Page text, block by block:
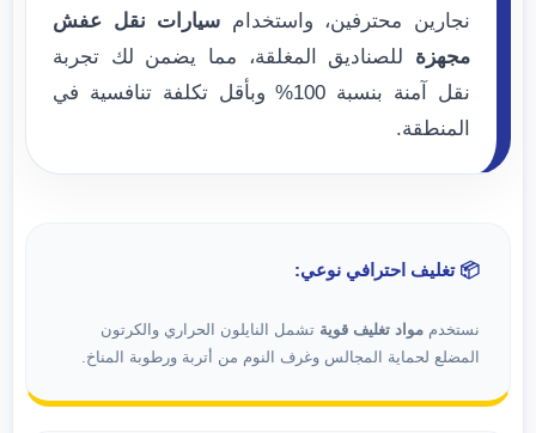
نجارين محترفين، واستخدام سيارات نقل عفش
مجهزة للصناديق المغلقة، مما يضمن لك تجربة
نقل آمنة بنسبة 100% وبأقل تكلفة تنافسية في
المنطقة.
📦 تغليف احترافي نوعي:
نستخدم مواد تغليف قوية تشمل النايلون الحراري والكرتون
المضلع لحماية المجالس وغرف النوم من أتربة ورطوبة المناخ.